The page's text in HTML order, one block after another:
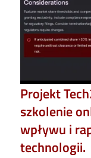
Projekt
szkolenie
wpływu i
technologii.